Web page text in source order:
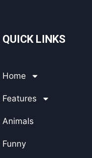
QUICK LINKS
Home
Features
Animals
Funny